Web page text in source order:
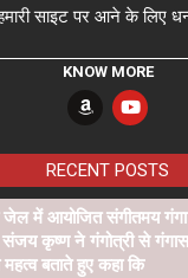
साइट पर आने के लिए
KNOW MORE
RECENT POSTS
जेल में आयोजित संगीतमय
संजय कृष्ण ने गंगोत्री से
महत्व बताते हुए कहा कि